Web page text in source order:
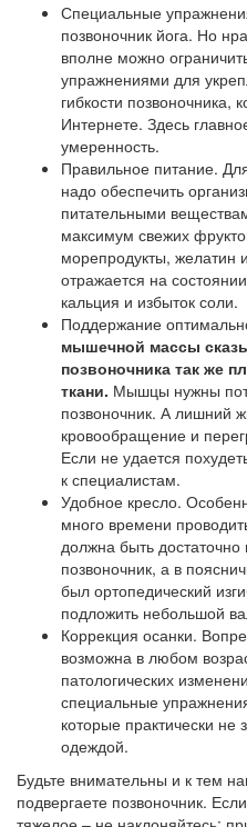
Специальные
позвоночник йога. Но
вполне можно
упражнениями для
гибкости позвоночника,
Интернете. Здесь
умеренность.
Правильное питание.
надо обеспечить
питательными
максимум свежих
морепродукты, желатин
отражается на
кальция и избыток соли.
Поддержание
мышечной массы
позвоночника так же
ткани. Мышцы нужны
позвоночник. А лишний
кровообращение и
Если не удается
к специалистам.
Удобное кресло.
много времени
должна быть достаточно
позвоночник, а в
был ортопедический
подложить небольшой
Коррекция осанки.
возможна в любом
патологических
специальные
которые практически
одеждой.
Будьте внимательны и к тем
подвергаете позвоночник.